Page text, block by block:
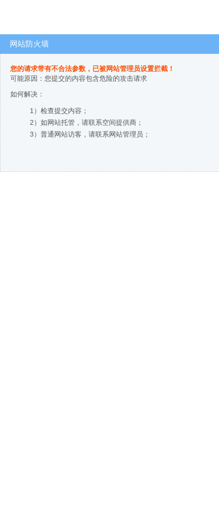
网站防火墙
您的请求带有不合法参数，已被网站管理员设置拦截！
可能原因：您提交的内容包含危险的攻击请求
如何解决：
1）检查提交内容；
2）如网站托管，请联系空间提供商；
3）普通网站访客，请联系网站管理员；